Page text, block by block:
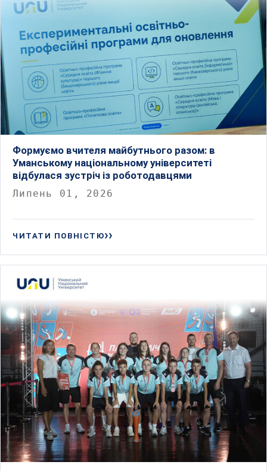
Формуємо вчителя майбутнього разом: в
Уманському національному університеті
відбулася зустріч із роботодавцями
Липень 01, 2026
ЧИТАТИ ПОВНІСТЮ